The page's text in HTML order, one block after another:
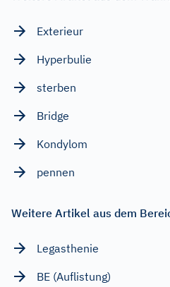
Exterieur
Hyperbulie
sterben
Bridge
Kondylom
pennen
Weitere Artikel aus dem
Legasthenie
BE (Auflistung)